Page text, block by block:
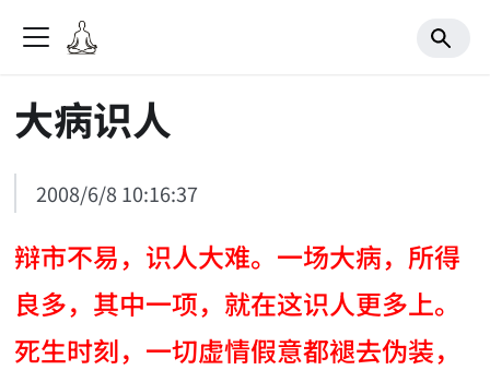
大病识人
2008/6/8 10:16:37
辩市不易，识人大难。一场大病，所得
良多，其中一项，就在这识人更多上。
死生时刻，一切虚情假意都褪去伪装，